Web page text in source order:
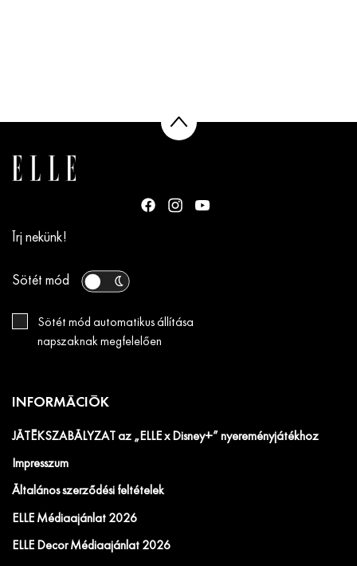
Írj nekünk!
Sötét mód
Sötét mód automatikus állítása
napszaknak megfelelően
INFORMÁCIÓK
JÁTÉKSZABÁLYZAT az „ELLE x Disney+” nyereményjátékhoz
Impresszum
Általános szerződési feltételek
ELLE Médiaajánlat 2026
ELLE Decor Médiaajánlat 2026